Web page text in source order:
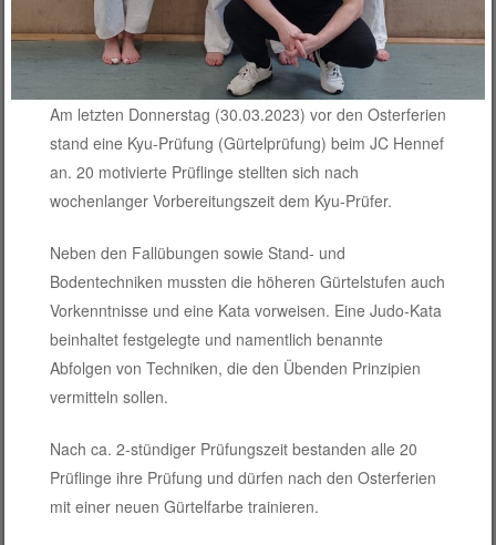
Am letzten Donnerstag (30.03.2023) vor den Osterferien
stand eine Kyu-Prüfung (Gürtelprüfung) beim JC Hennef
an. 20 motivierte Prüflinge stellten sich nach
wochenlanger Vorbereitungszeit dem Kyu-Prüfer.
Neben den Fallübungen sowie Stand- und
Bodentechniken mussten die höheren Gürtelstufen auch
Vorkenntnisse und eine Kata vorweisen. Eine Judo-Kata
beinhaltet festgelegte und namentlich benannte
Abfolgen von Techniken, die den Übenden Prinzipien
vermitteln sollen.
Nach ca. 2-stündiger Prüfungszeit bestanden alle 20
Prüflinge ihre Prüfung und dürfen nach den Osterferien
mit einer neuen Gürtelfarbe trainieren.